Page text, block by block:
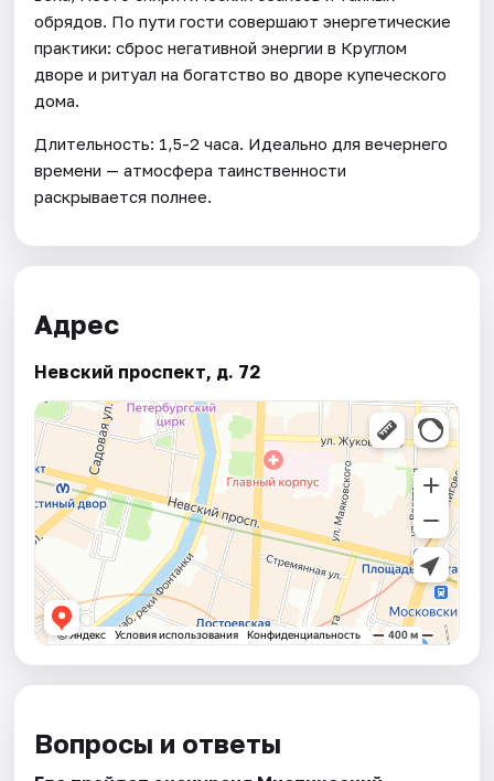
обрядов. По пути гости совершают энергетические
практики: сброс негативной энергии в Круглом
дворе и ритуал на богатство во дворе купеческого
дома.
Длительность: 1,5-2 часа. Идеально для вечернего
времени — атмосфера таинственности
раскрывается полнее.
Адрес
Невский проспект, д. 72
Вопросы и ответы